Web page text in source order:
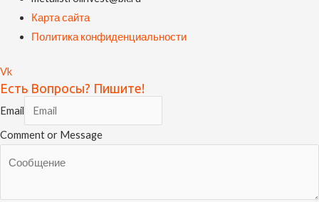
Карта сайта
Политика конфиденциальности
Vk
Есть Вопросы? Пишите!
Email
Comment or Message